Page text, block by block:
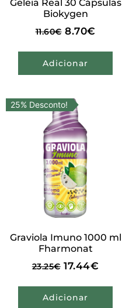
Geleia Real 30 Cápsulas
Biokygen
11.60€ 8.70€
Adicionar
25% Desconto!
Graviola Imuno 1000 ml
Fharmonat
23.25€ 17.44€
Adicionar